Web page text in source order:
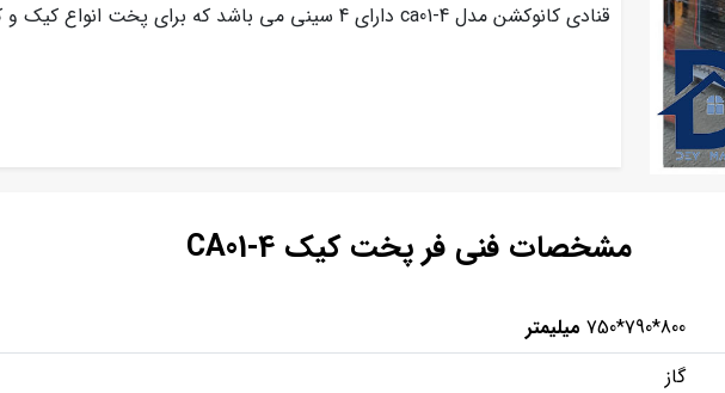
قنادی کانوکشن مدل ca01-4 دارای 4 سینی می باشد که برای پخت انواع کیک و کلوچه استفاده می شود.
مشخصات فنی فر پخت کیک CA01-4
800*790*750
میلیمتر
گاز